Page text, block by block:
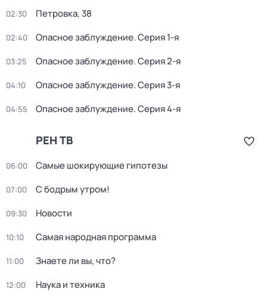
02:30 Петровка, 38
02:40 Опасное заблуждение. Серия 1-я
03:25 Опасное заблуждение. Серия 2-я
04:10 Опасное заблуждение. Серия 3-я
04:55 Опасное заблуждение. Серия 4-я
РЕН ТВ
06:00 Самые шoкиpующие гипотезы
07:00 С бодрым утром!
09:30 Новости
10:10 Самая народная программа
11:00 Знаете ли вы, что?
12:00 Hаука и теxника